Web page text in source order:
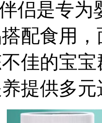
侣是专为
配食用
佳的宝
提供多元